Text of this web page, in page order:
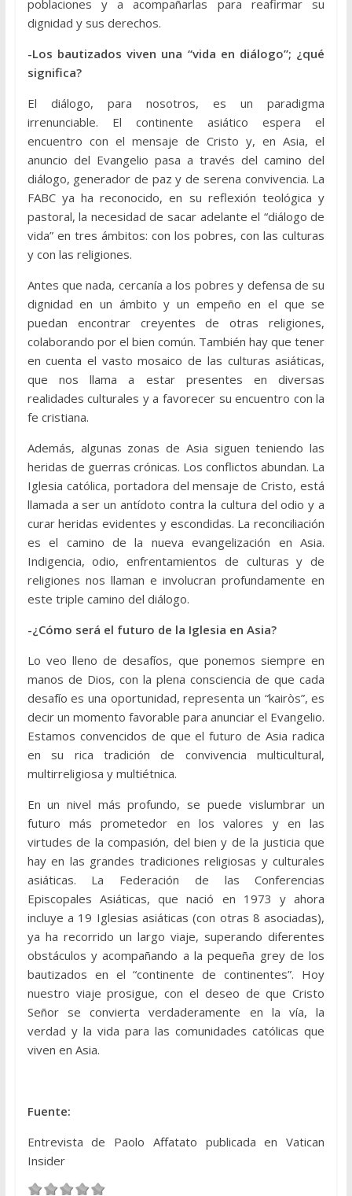
poblaciones y a acompañarlas para reafirmar su
dignidad y sus derechos.
-Los bautizados viven una “vida en diálogo”; ¿qué
significa?
El diálogo, para nosotros, es un paradigma
irrenunciable. El continente asiático espera el
encuentro con el mensaje de Cristo y, en Asia, el
anuncio del Evangelio pasa a través del camino del
diálogo, generador de paz y de serena convivencia. La
FABC ya ha reconocido, en su reflexión teológica y
pastoral, la necesidad de sacar adelante el “diálogo de
vida” en tres ámbitos: con los pobres, con las culturas
y con las religiones.
Antes que nada, cercanía a los pobres y defensa de su
dignidad en un ámbito y un empeño en el que se
puedan encontrar creyentes de otras religiones,
colaborando por el bien común. También hay que tener
en cuenta el vasto mosaico de las culturas asiáticas,
que nos llama a estar presentes en diversas
realidades culturales y a favorecer su encuentro con la
fe cristiana.
Además, algunas zonas de Asia siguen teniendo las
heridas de guerras crónicas. Los conflictos abundan. La
Iglesia católica, portadora del mensaje de Cristo, está
llamada a ser un antídoto contra la cultura del odio y a
curar heridas evidentes y escondidas. La reconciliación
es el camino de la nueva evangelización en Asia.
Indigencia, odio, enfrentamientos de culturas y de
religiones nos llaman e involucran profundamente en
este triple camino del diálogo.
-¿Cómo será el futuro de la Iglesia en Asia?
Lo veo lleno de desafíos, que ponemos siempre en
manos de Dios, con la plena consciencia de que cada
desafío es una oportunidad, representa un “kairòs”, es
decir un momento favorable para anunciar el Evangelio.
Estamos convencidos de que el futuro de Asia radica
en su rica tradición de convivencia multicultural,
multirreligiosa y multiétnica.
En un nivel más profundo, se puede vislumbrar un
futuro más prometedor en los valores y en las
virtudes de la compasión, del bien y de la justicia que
hay en las grandes tradiciones religiosas y culturales
asiáticas. La Federación de las Conferencias
Episcopales Asiáticas, que nació en 1973 y ahora
incluye a 19 Iglesias asiáticas (con otras 8 asociadas),
ya ha recorrido un largo viaje, superando diferentes
obstáculos y acompañando a la pequeña grey de los
bautizados en el “continente de continentes”. Hoy
nuestro viaje prosigue, con el deseo de que Cristo
Señor se convierta verdaderamente en la vía, la
verdad y la vida para las comunidades católicas que
viven en Asia.
Fuente:
Entrevista de Paolo Affatato publicada en Vatican
Insider